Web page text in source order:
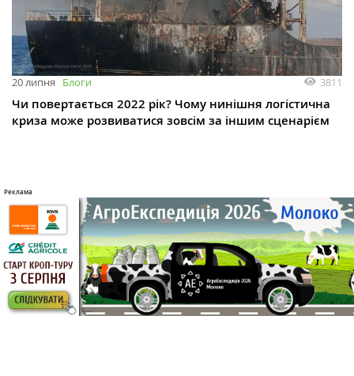
20 липня Блоги 3811
Чи повертається 2022 рік? Чому нинішня логістична
криза може розвиватися зовсім за іншим сценарієм